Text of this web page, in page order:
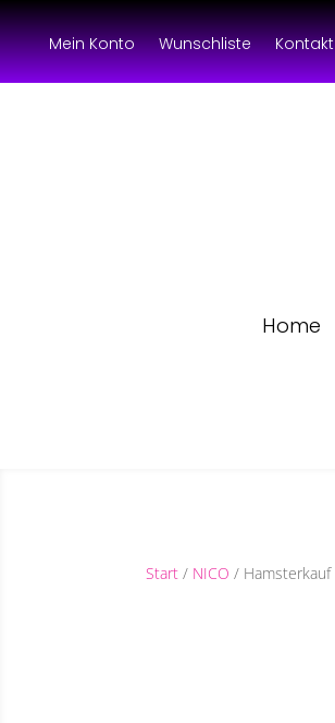
Mein Konto Wunschliste Kontakt
Home
Start / NICO / Hamsterkauf